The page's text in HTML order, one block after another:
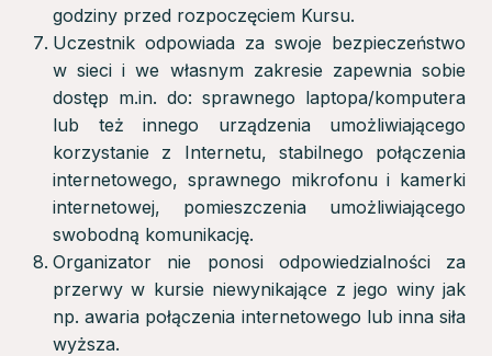
godziny przed rozpoczęciem Kursu.
Uczestnik odpowiada za swoje bezpieczeństwo
w sieci i we własnym zakresie zapewnia sobie
dostęp m.in. do: sprawnego laptopa/komputera
lub też innego urządzenia umożliwiającego
korzystanie z Internetu, stabilnego połączenia
internetowego, sprawnego mikrofonu i kamerki
internetowej, pomieszczenia umożliwiającego
swobodną komunikację.
Organizator nie ponosi odpowiedzialności za
przerwy w kursie niewynikające z jego winy jak
np. awaria połączenia internetowego lub inna siła
wyższa.